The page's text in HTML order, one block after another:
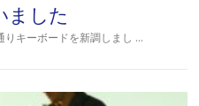
ました
りキーボードを新調しまし …